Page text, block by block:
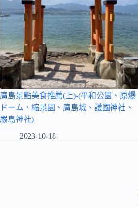
廣島景點美食推薦(上)-(平和公園、原爆
ドーム、縮景園、廣島城、護國神社、
嚴島神社)
2023-10-18